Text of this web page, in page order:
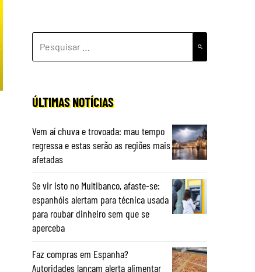
POR:
ÚLTIMAS NOTÍCIAS
Vem aí chuva e trovoada: mau tempo
regressa e estas serão as regiões mais
afetadas
Se vir isto no Multibanco, afaste-se:
espanhóis alertam para técnica usada
para roubar dinheiro sem que se
aperceba
Faz compras em Espanha?
Autoridades lançam alerta alimentar